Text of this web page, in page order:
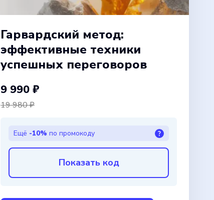
Гарвардский метод:
эффективные техники
успешных переговоров
9 990 ₽
19 980 ₽
Ещё -10% по промокоду ?
Показать код